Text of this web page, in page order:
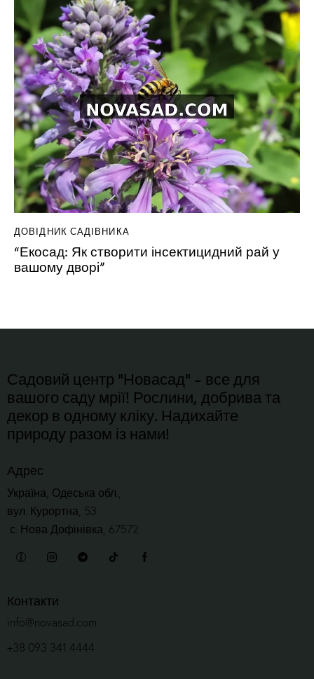
ДОВІДНИК САДІВНИКА
“Екосад: Як створити інсектицидний рай у
вашому дворі”
Садовий центр "Новасад" - все для
вашого саду мрії! Рослини, добрива та
декор в одному кліку. Надихайте
природу разом із нами!
Адрес
Україна, Одеська обл.,
вул. Курортна, 53
с. Нова Дофінівка, 67572
Контакти
info@novasad.com
+38 093 341 4444